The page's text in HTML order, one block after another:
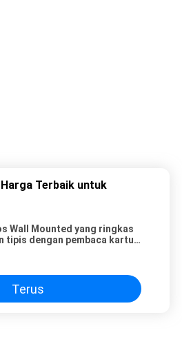
Terbaik untuk
Wall Mounted yang ringkas
tipis dengan pembaca kartu
Terus